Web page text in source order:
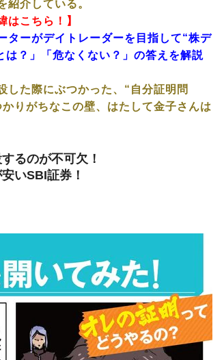
紹介している。
はこちら！】
ターがデイトレーダーを目指して“株デ
は？」「危なくない？」の答えを解説
した際にぶつかった、“自分証明問
りがちなこの壁、はたして金子さんは
るのが不可欠！
いSBI証券！